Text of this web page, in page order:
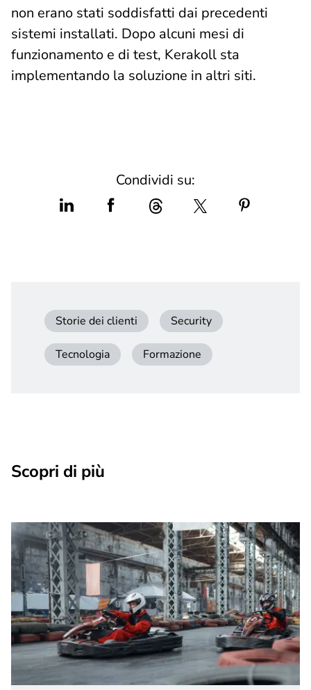
non erano stati soddisfatti dai precedenti
sistemi installati. Dopo alcuni mesi di
funzionamento e di test, Kerakoll sta
implementando la soluzione in altri siti.
Condividi su:
Storie dei clienti Security
Tecnologia Formazione
Scopri di più